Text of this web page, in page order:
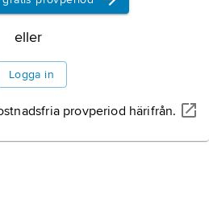
eller
Logga in
provperiod härifrån.